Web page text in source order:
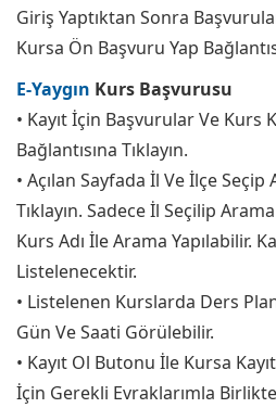
Giriş Yaptıktan Sonra
Kursa Ön Başvuru Yap
E-Yaygın Kurs Başvurusu
• Kayıt İçin Başvurular Ve Kurs
Bağlantısına Tıklayın.
• Açılan Sayfada İl Ve İlçe
Tıklayın. Sadece İl Seçilip
Kurs Adı İle Arama Yapılabilir.
Listelenecektir.
• Listelenen Kurslarda Ders
Gün Ve Saati Görülebilir.
• Kayıt Ol Butonu İle Kursa
İçin Gerekli Evraklarımla